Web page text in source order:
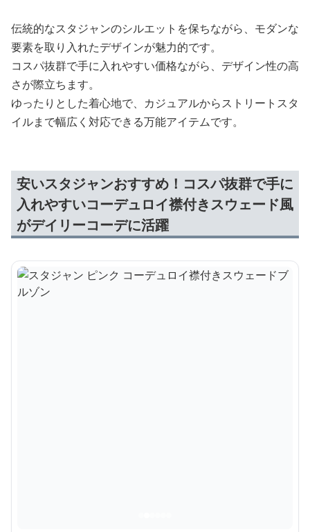
伝統的なスタジャンのシルエットを保ちながら、モダンな
要素を取り入れたデザインが魅力的です。
コスパ抜群で手に入れやすい価格ながら、デザイン性の高
さが際立ちます。
ゆったりとした着心地で、カジュアルからストリートスタ
イルまで幅広く対応できる万能アイテムです。
安いスタジャンおすすめ！コスパ抜群で手に
入れやすいコーデュロイ襟付きスウェード風
がデイリーコーデに活躍